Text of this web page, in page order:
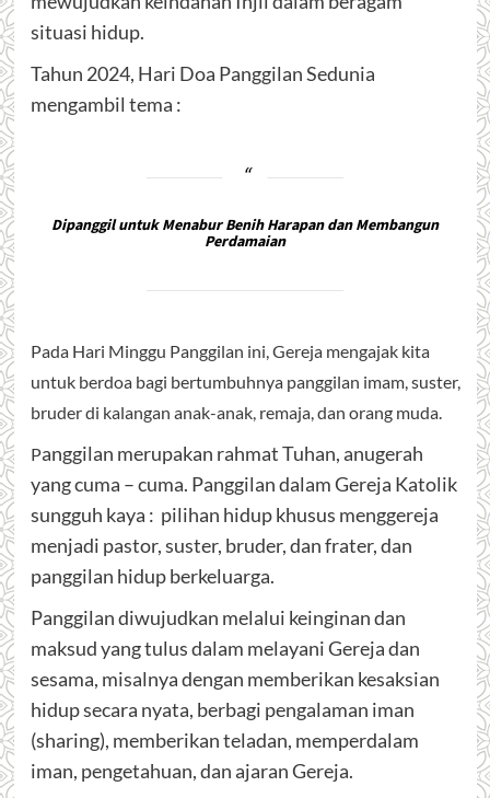
situasi hidup.
Tahun 2024, Hari Doa Panggilan Sedunia
mengambil tema :
Dipanggil untuk Menabur Benih Harapan dan Membangun
Perdamaian
Pada Hari Minggu Panggilan ini, Gereja mengajak kita
untuk berdoa bagi bertumbuhnya panggilan imam, suster,
bruder di kalangan anak-anak, remaja, dan orang muda.
Panggilan merupakan rahmat Tuhan, anugerah
yang cuma – cuma. Panggilan dalam Gereja Katolik
sungguh kaya : pilihan hidup khusus menggereja
menjadi pastor, suster, bruder, dan frater, dan
panggilan hidup berkeluarga.
Panggilan diwujudkan melalui keinginan dan
maksud yang tulus dalam melayani Gereja dan
sesama, misalnya dengan memberikan kesaksian
hidup secara nyata, berbagi pengalaman iman
(sharing), memberikan teladan, memperdalam
iman, pengetahuan, dan ajaran Gereja.